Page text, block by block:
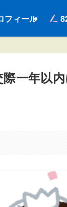
フィール
際一年以